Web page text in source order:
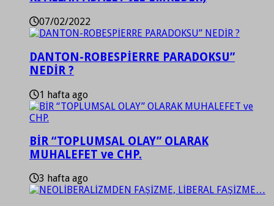
07/02/2022
DANTON-ROBESPİERRE PARADOKSU”
NEDİR ?
1 hafta ago
BİR “TOPLUMSAL OLAY” OLARAK
MUHALEFET ve CHP.
3 hafta ago